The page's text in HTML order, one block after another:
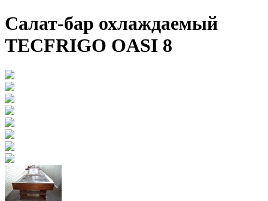
Салат-бар охлаждаемый
TECFRIGO OASI 8